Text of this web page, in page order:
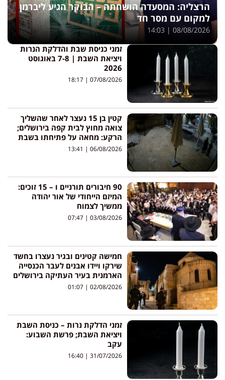
הרצליה: המסעדה הושחתה – הבוקר הגיע ליברמן
למקום עם מסר חד
08/08/2026
זמני כניסת שבת והדלקת הנרות
ויציאת השבת | 7-8 באוגוסט
2026
07/08/2026
קטין בן 15 נעצר לאחר שהשליך
צואה מחוץ לבית קפה בירושלים;
הרקע: מחאה על פתיחתו בשבת
06/08/2026
90 חיבורים תורניים ו – 15 זוכים:
המיזם הייחודי של אור יהודה
ממשיך לצמוח
03/08/2026
חמישה קטינים ובגיר נעצרו בחשד
שירקו ויידו אבנים לעבר הכנסייה
הארמנית בעיר העתיקה בירושלים
02/08/2026
זמני הדלקת נרות – כניסת השבת
ויציאת השבת; פרשת השבוע:
עקב
31/07/2026